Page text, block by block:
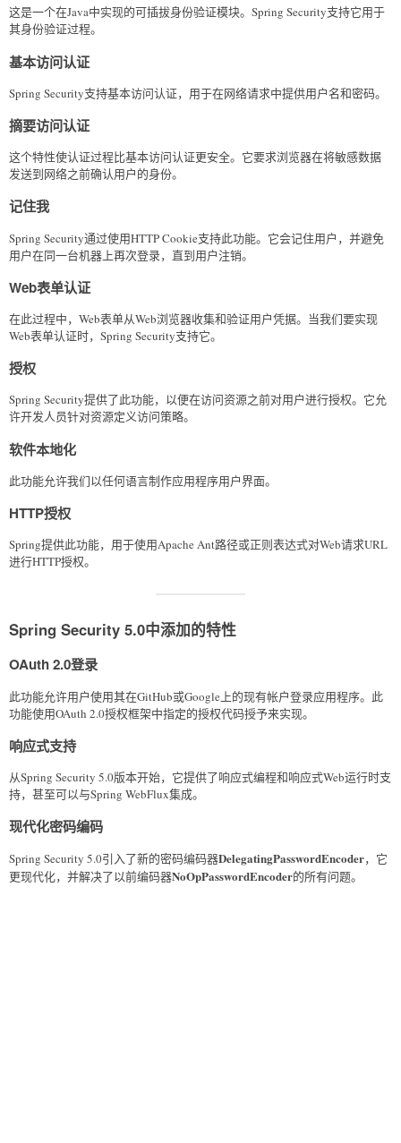
这是一个在Java中实现的可插拔身份验证模块。Spring Security支持它用于
其身份验证过程。
基本访问认证
Spring Security支持基本访问认证，用于在网络请求中提供用户名和密码。
摘要访问认证
这个特性使认证过程比基本访问认证更安全。它要求浏览器在将敏感数据
发送到网络之前确认用户的身份。
记住我
Spring Security通过使用HTTP Cookie支持此功能。它会记住用户，并避免
用户在同一台机器上再次登录，直到用户注销。
Web表单认证
在此过程中，Web表单从Web浏览器收集和验证用户凭据。当我们要实现
Web表单认证时，Spring Security支持它。
授权
Spring Security提供了此功能，以便在访问资源之前对用户进行授权。它允
许开发人员针对资源定义访问策略。
软件本地化
此功能允许我们以任何语言制作应用程序用户界面。
HTTP授权
Spring提供此功能，用于使用Apache Ant路径或正则表达式对Web请求URL
进行HTTP授权。
Spring Security 5.0中添加的特性
OAuth 2.0登录
此功能允许用户使用其在GitHub或Google上的现有帐户登录应用程序。此
功能使用OAuth 2.0授权框架中指定的授权代码授予来实现。
响应式支持
从Spring Security 5.0版本开始，它提供了响应式编程和响应式Web运行时支
持，甚至可以与Spring WebFlux集成。
现代化密码编码
Spring Security 5.0引入了新的密码编码器DelegatingPasswordEncoder，它
更现代化，并解决了以前编码器NoOpPasswordEncoder的所有问题。